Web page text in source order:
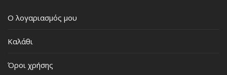
Ο λογαριασμός μου
Καλάθι
Όροι χρήσης